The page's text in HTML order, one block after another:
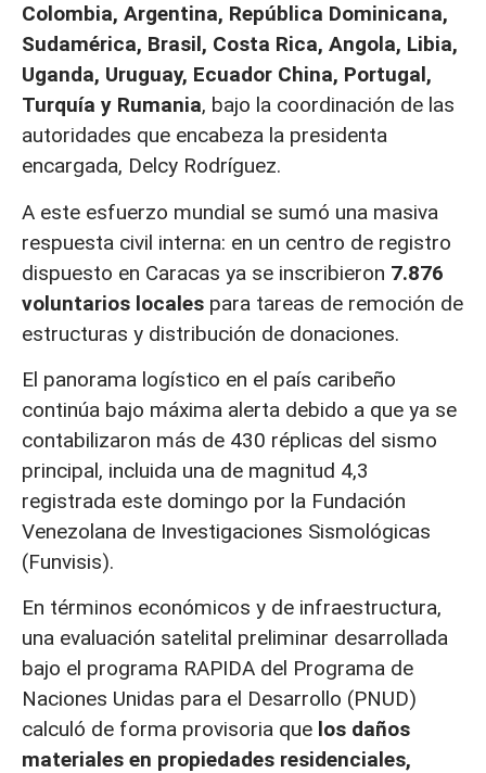
Colombia, Argentina, República Dominicana,
Sudamérica, Brasil, Costa Rica, Angola, Libia,
Uganda, Uruguay, Ecuador China, Portugal,
Turquía y Rumania, bajo la coordinación de las
autoridades que encabeza la presidenta
encargada, Delcy Rodríguez.
A este esfuerzo mundial se sumó una masiva
respuesta civil interna: en un centro de registro
dispuesto en Caracas ya se inscribieron 7.876
voluntarios locales para tareas de remoción de
estructuras y distribución de donaciones.
El panorama logístico en el país caribeño
continúa bajo máxima alerta debido a que ya se
contabilizaron más de 430 réplicas del sismo
principal, incluida una de magnitud 4,3
registrada este domingo por la Fundación
Venezolana de Investigaciones Sismológicas
(Funvisis).
En términos económicos y de infraestructura,
una evaluación satelital preliminar desarrollada
bajo el programa RAPIDA del Programa de
Naciones Unidas para el Desarrollo (PNUD)
calculó de forma provisoria que los daños
materiales en propiedades residenciales,